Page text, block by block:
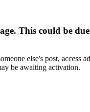
This could be
else's post, access
be awaiting activation.